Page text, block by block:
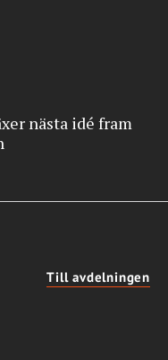
nästa idé fram
Till avdelningen